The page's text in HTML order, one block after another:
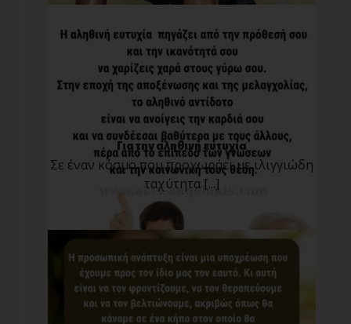
Για την αληθινή ευτυχία
Σε έναν κόσμο που προχωράει με ιλιγγιώδη
ταχύτητα [...]